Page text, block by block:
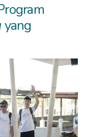
yang